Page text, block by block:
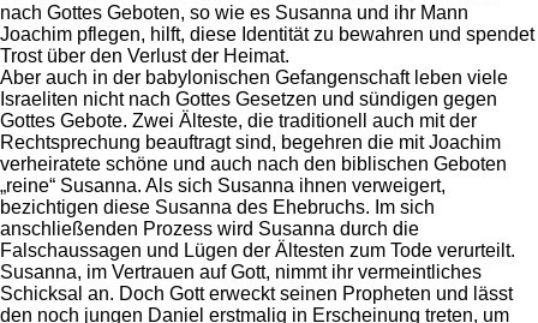
nach Gottes Geboten, so wie es Susanna und ihr Mann
Joachim pflegen, hilft, diese Identität zu bewahren und spendet
Trost über den Verlust der Heimat.
Aber auch in der babylonischen Gefangenschaft leben viele
Israeliten nicht nach Gottes Gesetzen und sündigen gegen
Gottes Gebote. Zwei Älteste, die traditionell auch mit der
Rechtsprechung beauftragt sind, begehren die mit Joachim
verheiratete schöne und auch nach den biblischen Geboten
„reine“ Susanna. Als sich Susanna ihnen verweigert,
bezichtigen diese Susanna des Ehebruchs. Im sich
anschließenden Prozess wird Susanna durch die
Falschaussagen und Lügen der Ältesten zum Tode verurteilt.
Susanna, im Vertrauen auf Gott, nimmt ihr vermeintliches
Schicksal an. Doch Gott erweckt seinen Propheten und lässt
den noch jungen Daniel erstmalig in Erscheinung treten, um